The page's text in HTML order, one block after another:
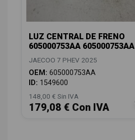
LUZ CENTRAL DE FRENO
605000753AA 605000753AA
JAECOO 7 PHEV 2025
OEM: 605000753AA
ID: 1549600
148,00 € Sin IVA
179,08 € Con IVA